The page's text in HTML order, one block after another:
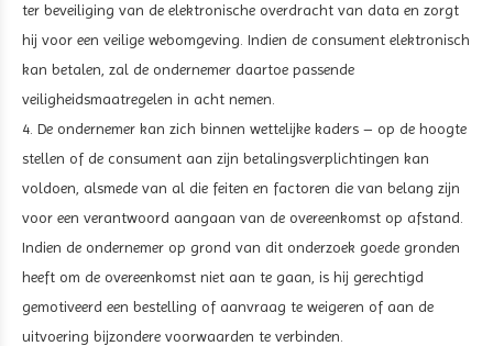
ter beveiliging van de elektronische overdracht van data en zorgt
hij voor een veilige webomgeving. Indien de consument elektronisch
kan betalen, zal de ondernemer daartoe passende
veiligheidsmaatregelen in acht nemen.
4. De ondernemer kan zich binnen wettelijke kaders – op de hoogte
stellen of de consument aan zijn betalingsverplichtingen kan
voldoen, alsmede van al die feiten en factoren die van belang zijn
voor een verantwoord aangaan van de overeenkomst op afstand.
Indien de ondernemer op grond van dit onderzoek goede gronden
heeft om de overeenkomst niet aan te gaan, is hij gerechtigd
gemotiveerd een bestelling of aanvraag te weigeren of aan de
uitvoering bijzondere voorwaarden te verbinden.